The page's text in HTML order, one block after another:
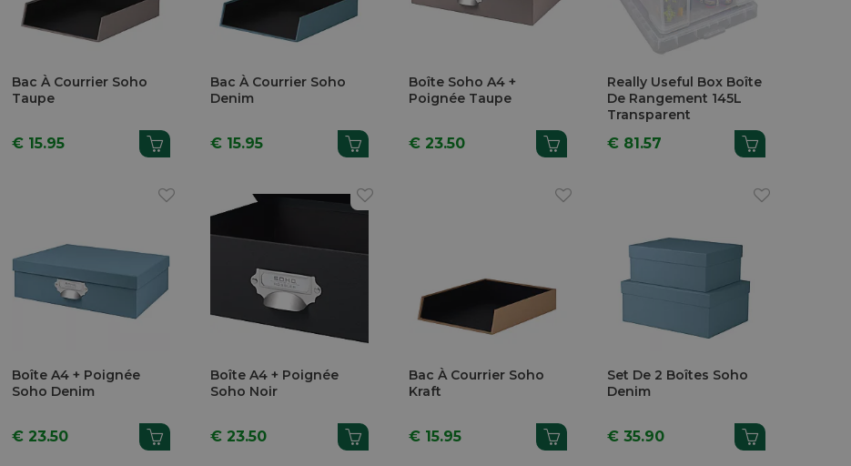
Bac À Courrier Soho
Taupe
€ 15.95
Bac À Courrier Soho
Denim
€ 15.95
Boîte Soho A4 +
Poignée Taupe
€ 23.50
Really Useful Box Boîte
De Rangement 145L
Transparent
€ 81.57
Boîte A4 + Poignée
Soho Denim
€ 23.50
Boîte A4 + Poignée
Soho Noir
€ 23.50
Bac À Courrier Soho
Kraft
€ 15.95
Set De 2 Boîtes Soho
Denim
€ 35.90